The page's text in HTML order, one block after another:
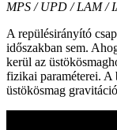
MPS / UPD / LAM /
A repülésirányító
időszakban sem.
kerül az
fizikai paraméterei. A
üstökösmag